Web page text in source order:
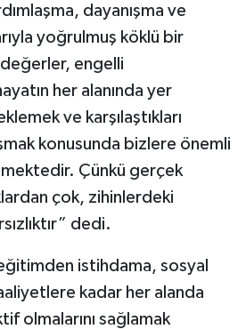
dayanışma ve
yoğrulmuş köklü bir
engelli
her alanında yer
ve karşılaştıkları
konusunda bizlere önemli
Çünkü gerçek
çok, zihinlerdeki
dedi.
istihdama, sosyal
kadar her alanda
olmalarını sağlamak